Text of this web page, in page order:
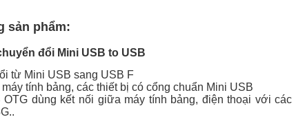
sản phẩm:
đổi Mini USB to USB
từ Mini USB sang USB F
tính bảng, các thiết bị có cổng chuẩn Mini USB
OTG dùng kết nối giữa máy tính bảng, điện thoại với